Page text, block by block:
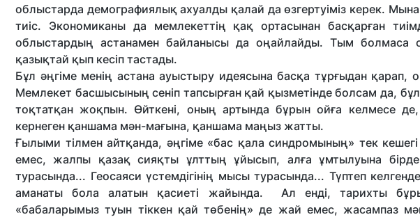
облыстарда демографиялық ахуалды қалай да өзгертуiмiз керек.
тиiс. Экономиканы да мемлекеттің қақ ортасынан басқарған
облыстардың астанамен байланысы да оңайлайды. Тым болмаса
қазықтай қып кесіп тастады.
Бұл әңгіме менің астана ауыстыру идеясына басқа тұрғыдан қарап,
Мемлекет басшысының сеніп тапсырған қай қызметінде болсам да,
тоқтатқан жоқпын. Өйткені, оның артында бұрын ойға келмесе
кернеген қаншама мән-мағына, қаншама маңыз жатты.
Ғылыми тілмен айтқанда, әңгіме «бас қала синдромы­ның» тек
емес, жалпы қазақ сияқты ұлттың ұйысып, алға ұмтылуына
турасында... Геосаяси үстемдігінің мысы турасында... Түптеп
аманаты бола алатын қасиеті жайында. Ал енді, тарихты
«бабаларымыз туын тіккен қай төбенің» де жай емес, жасампаз